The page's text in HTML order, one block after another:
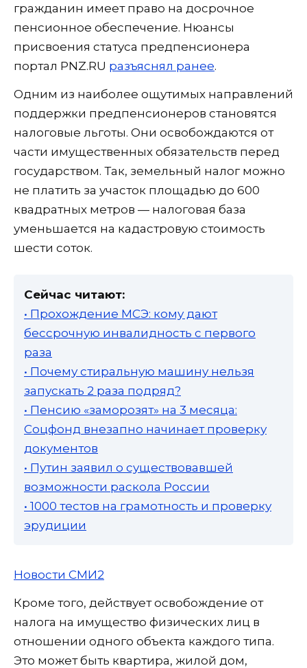
гражданин имеет право на досрочное
пенсионное обеспечение. Нюансы
присвоения статуса предпенсионера
портал PNZ.RU разъяснял ранее.
Одним из наиболее ощутимых направлений
поддержки предпенсионеров становятся
налоговые льготы. Они освобождаются от
части имущественных обязательств перед
государством. Так, земельный налог можно
не платить за участок площадью до 600
квадратных метров — налоговая база
уменьшается на кадастровую стоимость
шести соток.
Сейчас читают:
• Прохождение МСЭ: кому дают
бессрочную инвалидность с первого
раза
• Почему стиральную машину нельзя
запускать 2 раза подряд?
• Пенсию «заморозят» на 3 месяца:
Соцфонд внезапно начинает проверку
документов
• Путин заявил о существовавшей
возможности раскола России
• 1000 тестов на грамотность и проверку
эрудиции
Новости СМИ2
Кроме того, действует освобождение от
налога на имущество физических лиц в
отношении одного объекта каждого типа.
Это может быть квартира, жилой дом,